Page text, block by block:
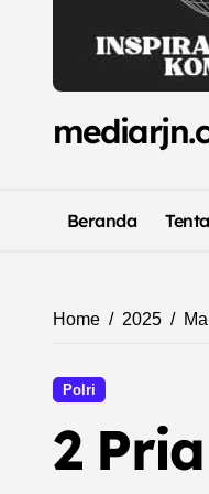
Beranda
Home 2025
Polri
2